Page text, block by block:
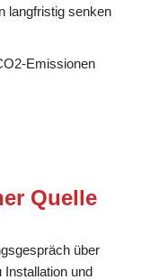
langfristig senken
Emissionen
Quelle
über
Installation und